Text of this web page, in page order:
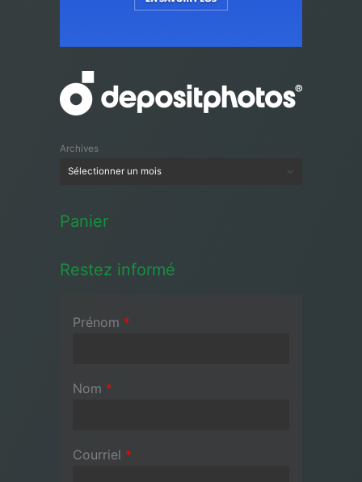
Archives
Panier
Restez informé
Prénom *
Nom *
Courriel *